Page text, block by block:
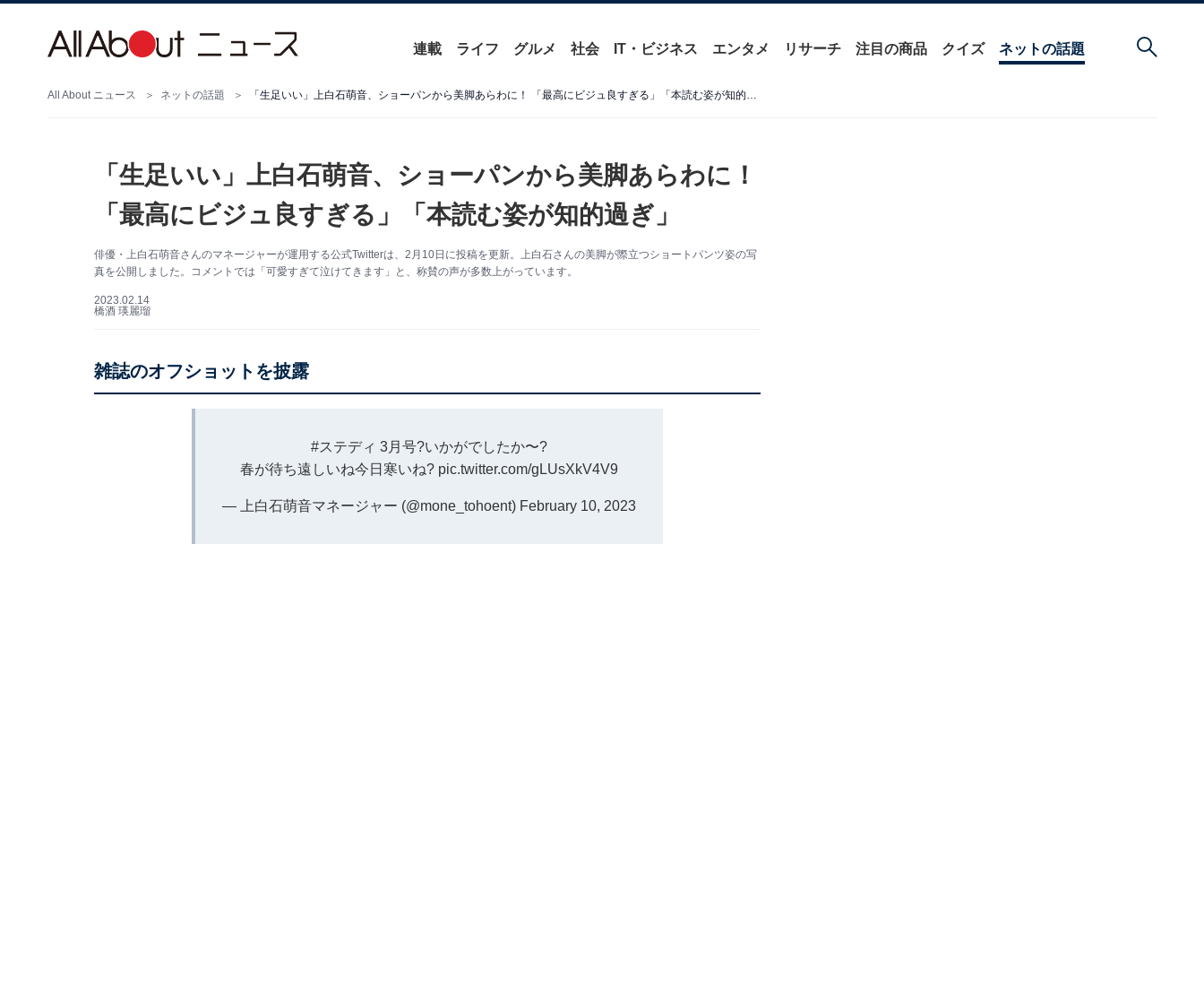
連載 ライフ グルメ 社会 IT・ビジネス エンタメ リサーチ 注目の商品 クイズ ネットの話題
All About ニュース ネットの話題 「生足いい」上白石萌音、ショーパンから美脚あらわに！ 「最高にビジュ良すぎる」「本読む姿が知的過ぎ」
「生足いい」上白石萌音、ショーパンから美脚あらわに！
「最高にビジュ良すぎる」「本読む姿が知的過ぎ」
俳優・上白石萌音さんのマネージャーが運用する公式Twitterは、2月10日に投稿を更新。上白石さんの美脚が際立つショートパンツ姿の写
真を公開しました。コメントでは「可愛すぎて泣けてきます」と、称賛の声が多数上がっています。
2023.02.14
橋酒 瑛麗瑠
雑誌のオフショットを披露
#ステディ 3月号?いかがでしたか〜?
春が待ち遠しいね今日寒いね? pic.twitter.com/gLUsXkV4V9
— 上白石萌音マネージャー (@mone_tohoent) February 10, 2023